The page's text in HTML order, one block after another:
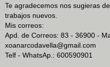
Te agradecemos nos sugieras
trabajos nuevos.
Mis correos:
Apd. de Correos: 83 - 36900 -
xoanarcodavella@gmail.com
Telf - WhatsAp.: 600590901